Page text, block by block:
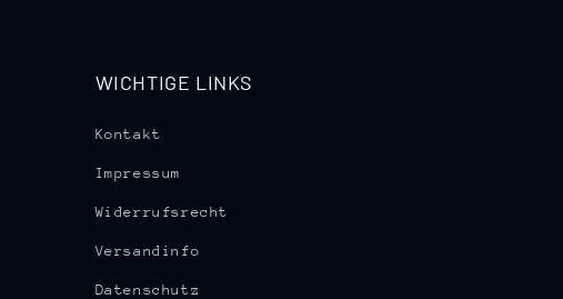
WICHTIGE LINKS
Kontakt
Impressum
Widerrufsrecht
Versandinfo
Datenschutz